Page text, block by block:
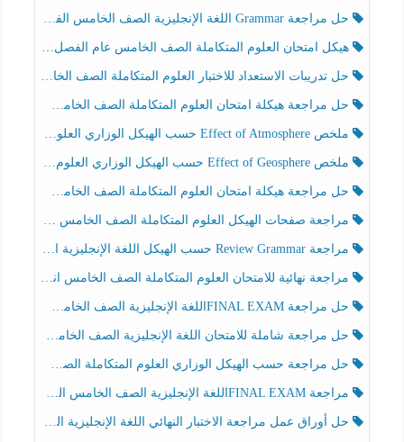
حل مراجعة Grammar اللغة الإنجليزية الصف الخامس الفصل الثالث
هيكل امتحان العلوم المتكاملة الصف الخامس عام الفصل الدراسي الثالث 2025-2026
حل تدريبات الاستعداد للاختبار العلوم المتكاملة الصف الخامس عام الفصل الثالث
حل مراجعة هيكلة امتحان العلوم المتكاملة الصف الخامس انسبير الفصل الثالث
ملخص Effect of Atmosphere حسب الهيكل الوزاري العلوم المتكاملة الصف الخامس انسبير الفصل الثالث
ملخص Effect of Geosphere حسب الهيكل الوزاري العلوم المتكاملة الصف الخامس انسبير الفصل الثالث
حل مراجعة هيكلة امتحان العلوم المتكاملة الصف الخامس عام الفصل الثالث
مراجعة صفحات الهيكل العلوم المتكاملة الصف الخامس انسبير الفصل الثالث
مراجعة Review Grammar حسب الهيكل اللغة الإنجليزية الصف الخامس الفصل الثالث
مراجعة نهائية للامتحان العلوم المتكاملة الصف الخامس انسبير الفصل الثالث
حل مراجعة FINAL EXAMاللغة الإنجليزية الصف الخامس الفصل الثالث
حل مراجعة شاملة للامتحان اللغة الإنجليزية الصف الخامس الفصل الثالث
حل مراجعة حسب الهيكل الوزاري العلوم المتكاملة الصف الخامس عام الفصل الثالث
مراجعة FINAL EXAMاللغة الإنجليزية الصف الخامس الفصل الثالث
حل أوراق عمل مراجعة الاختبار النهائي اللغة الإنجليزية الصف الرابع الفصل الثالث